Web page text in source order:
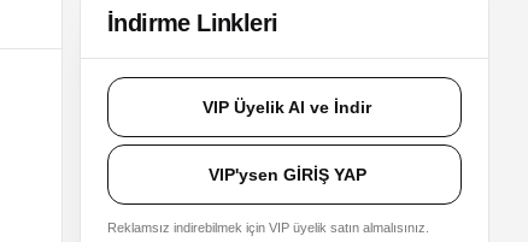
İndirme Linkleri
VIP Üyelik Al ve İndir
VIP'ysen GİRİŞ YAP
Reklamsız indirebilmek için VIP üyelik satın almalısınız.